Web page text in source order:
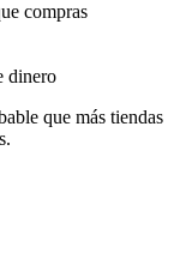
compras
dinero
que más tiendas